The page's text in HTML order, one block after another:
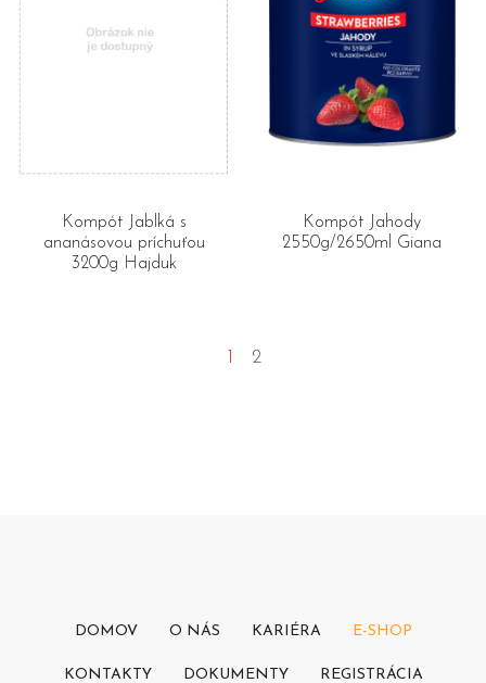
Kompót Jablká s
ananásovou príchuťou
3200g Hajduk
Kompót Jahody
2550g/2650ml Giana
1 2
DOMOV O NÁS KARIÉRA E-SHOP
KONTAKTY DOKUMENTY REGISTRÁCIA